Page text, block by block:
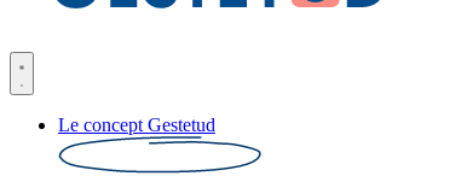
Le concept Gestetud